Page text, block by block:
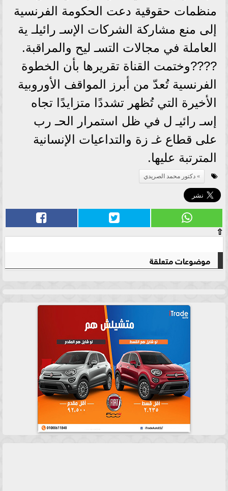
منظمات حقوقية دعت الحكومة الفرنسية
إلى منع مشاركة الشركات الإسـ رائيلـ ية
العاملة في مجالات التسـ ليح والمراقبة.
????وختمت القناة تقريرها بأن الخطوة
الفرنسية تُعدّ من أبرز المواقف الأوروبية
الأخيرة التي تُظهر تشددًا متزايدًا تجاه
إسـ رائيـ ل في ظل استمرار الحـ رب
على قطاع غـ زة والتداعيات الإنسانية
المترتبة عليها.
دكتور محمد الصريدي
⇧
موضوعات متعلقة